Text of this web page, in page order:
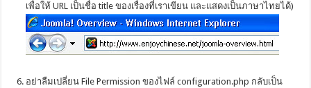
เพื่อให้ URL เป็นชื่อ title ของเรื่องที่เราเขียน และแสดงเป็นภาษาไทยได้)
อย่าลืมเปลี่ยน File Permission ของไฟล์ configuration.php กลับเป็น